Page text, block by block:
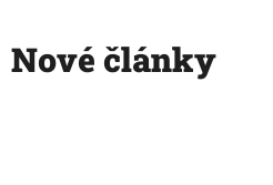
Nové články